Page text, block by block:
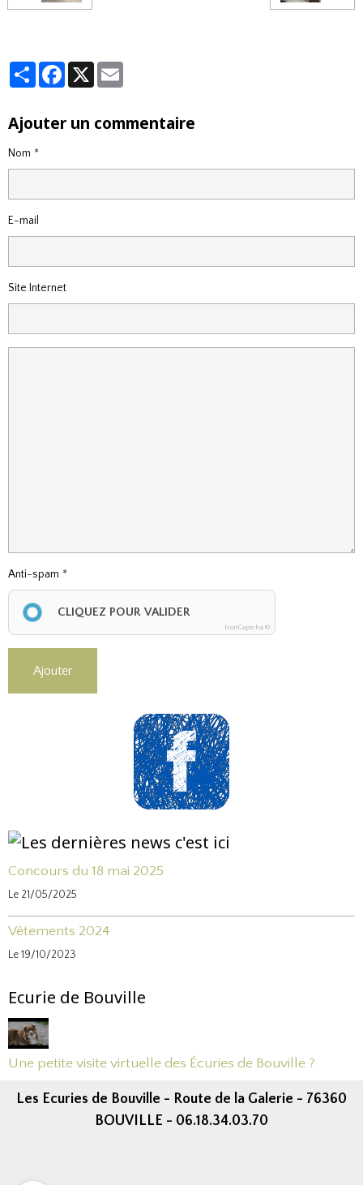
PartagerFacebook
X
Ajouter un commentaire
Nom
E-mail
Site Internet
Anti-spam
CLIQUEZ POUR VALIDER
IconCaptcha ©
Ajouter
Concours du 18 mai 2025
Le 21/05/2025
Vêtements 2024
Le 19/10/2023
Ecurie de Bouville
Une petite visite virtuelle des Écuries de Bouville ?
Les Ecuries de Bouville - Route de la Galerie - 76360
BOUVILLE - 06.18.34.03.70